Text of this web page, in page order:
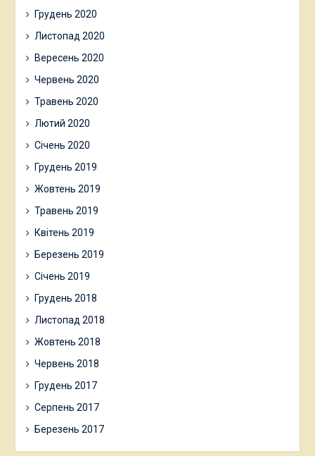
Грудень 2020
Листопад 2020
Вересень 2020
Червень 2020
Травень 2020
Лютий 2020
Січень 2020
Грудень 2019
Жовтень 2019
Травень 2019
Квітень 2019
Березень 2019
Січень 2019
Грудень 2018
Листопад 2018
Жовтень 2018
Червень 2018
Грудень 2017
Серпень 2017
Березень 2017